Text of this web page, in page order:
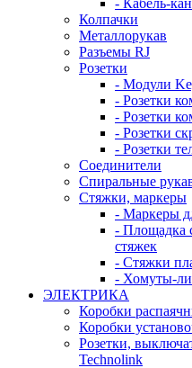
- Кабель-
Колпачки
Металлорукав
Разъемы RJ
Розетки
- Модули
- Розетки
- Розетки
- Розетки
- Розетки
Соединители
Спиральные
Стяжки, маркеры
- Маркеры
- Площадка
стяжек
- Стяжки
- Хомуты-
ЭЛЕКТРИКА
Коробки
Коробки
Розетки,
Technolink